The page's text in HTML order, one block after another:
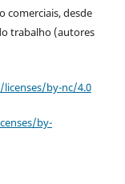
comerciais, desde
trabalho (autores
by-nc/4.0
by-